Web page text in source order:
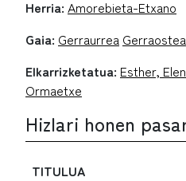
Herria: Amorebieta-Etxano
Gaia: Gerraurrea Gerraostea
Elkarrizketatua: Esther,
Ormaetxe
Hizlari honen
TITULUA